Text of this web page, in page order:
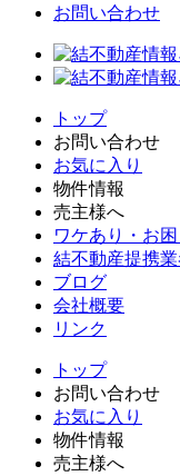
お問い合わせ
トップ
お問い合わせ
お気に入り
物件情報
売主様へ
ワケあり・お
結不動産提携
ブログ
会社概要
リンク
トップ
お問い合わせ
お気に入り
物件情報
売主様へ